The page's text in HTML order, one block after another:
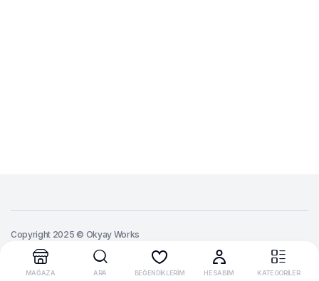
Copyright 2025 © Okyay Works
MAĞAZA ARA BEĞENDİKLERİM HESABIM KATEGORİLER